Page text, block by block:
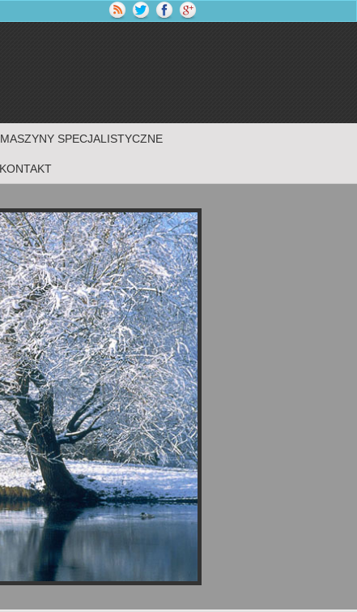
MASZYNY SPECJALISTYCZNE
KONTAKT